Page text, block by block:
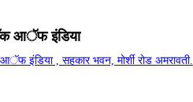
आॅफ इंडिया
इंडिया , सहकार भवन, मोर्शी रोड अमरावती.